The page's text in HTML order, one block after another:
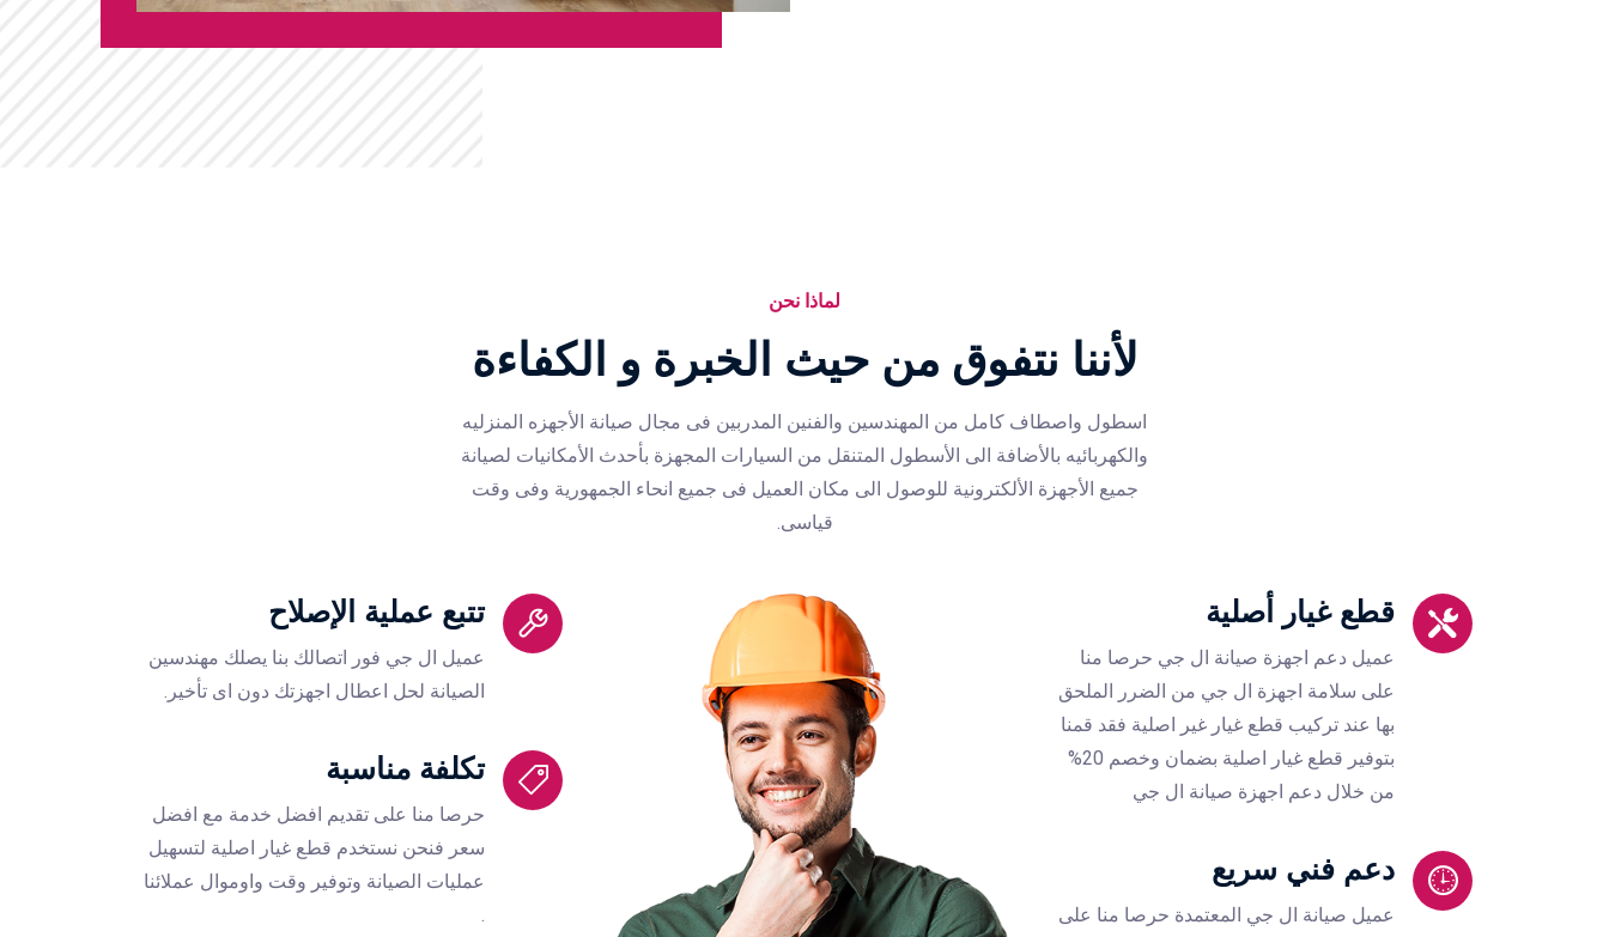
لماذا نحن
ﻷننا نتفوق من حيث الخبرة و الكفاءة
اسطول واصطاف كامل من المهندسين والفنين المدربين فى مجال صيانة الأجهزه المنزليه
والكهربائيه بالأضافة الى الأسطول المتنقل من السيارات المجهزة بأحدث الأمكانيات لصيانة
جميع الأجهزة الألكترونية للوصول الى مكان العميل فى جميع انحاء الجمهورية وفى وقت
قياسى.
قطع غيار أصلية
عميل دعم اجهزة صيانة ال جي حرصا منا
على سلامة اجهزة ال جي من الضرر الملحق
بها عند تركيب قطع غيار غير اصلية فقد قمنا
بتوفير قطع غيار اصلية بضمان وخصم 20%
من خلال دعم اجهزة صيانة ال جي
دعم فني سريع
عميل صيانة ال جي المعتمدة حرصا منا على
تتبع عملية اﻹصلاح
عميل ال جي فور اتصالك بنا يصلك مهندسين
الصيانة لحل اعطال اجهزتك دون اى تأخير.
تكلفة مناسبة
حرصا منا على تقديم افضل خدمة مع افضل
سعر فنحن نستخدم قطع غيار اصلية لتسهيل
عمليات الصيانة وتوفير وقت واوموال عملائنا